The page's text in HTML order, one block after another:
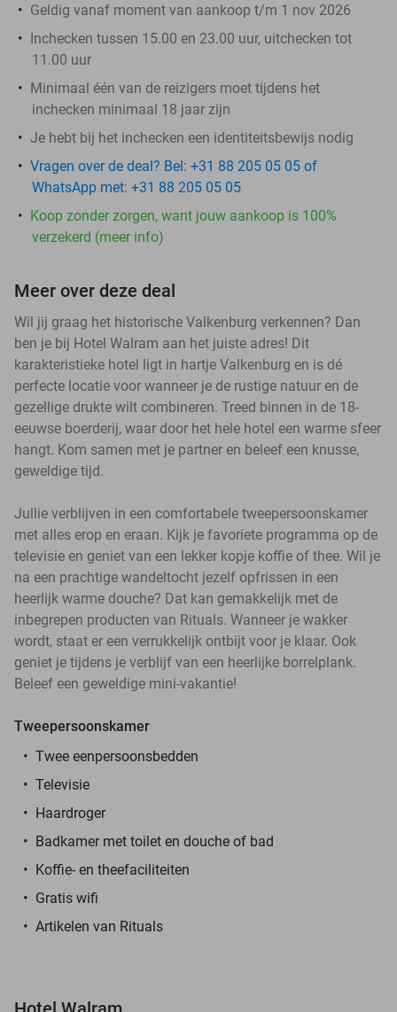
Geldig vanaf moment van aankoop t/m 1 nov 2026
Inchecken tussen 15.00 en 23.00 uur, uitchecken tot
11.00 uur
Minimaal één van de reizigers moet tijdens het
inchecken minimaal 18 jaar zijn
Je hebt bij het inchecken een identiteitsbewijs nodig
Vragen over de deal? Bel: +31 88 205 05 05 of
WhatsApp met: +31 88 205 05 05
Koop zonder zorgen, want jouw aankoop is 100%
verzekerd (meer info)
Meer over deze deal
Wil jij graag het historische Valkenburg verkennen? Dan
ben je bij Hotel Walram aan het juiste adres! Dit
karakteristieke hotel ligt in hartje Valkenburg en is dé
perfecte locatie voor wanneer je de rustige natuur en de
gezellige drukte wilt combineren. Treed binnen in de 18-
eeuwse boerderij, waar door het hele hotel een warme sfeer
hangt. Kom samen met je partner en beleef een knusse,
geweldige tijd.
Jullie verblijven in een comfortabele tweepersoonskamer
met alles erop en eraan. Kijk je favoriete programma op de
televisie en geniet van een lekker kopje koffie of thee. Wil je
na een prachtige wandeltocht jezelf opfrissen in een
heerlijk warme douche? Dat kan gemakkelijk met de
inbegrepen producten van Rituals. Wanneer je wakker
wordt, staat er een verrukkelijk ontbijt voor je klaar. Ook
geniet je tijdens je verblijf van een heerlijke borrelplank.
Beleef een geweldige mini-vakantie!
Tweepersoonskamer
Twee eenpersoonsbedden
Televisie
Haardroger
Badkamer met toilet en douche of bad
Koffie- en theefaciliteiten
Gratis wifi
Artikelen van Rituals